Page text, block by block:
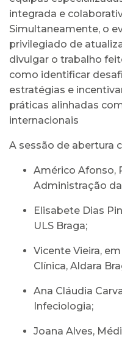
integrada e
Simultaneamente, o
privilegiado de
divulgar o trabalho
como identificar
estratégias e
práticas alinhadas
internacionais
A sessão de abertura
Américo Afonso,
Administração da
Elisabete Dias
ULS Braga;
Vicente Vieira,
Clínica, Aldara
Ana Cláudia
Infeciologia;
Joana Alves,